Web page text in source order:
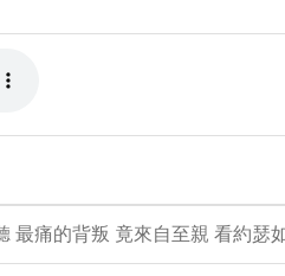
最痛的背叛 竟來自至親 看約瑟